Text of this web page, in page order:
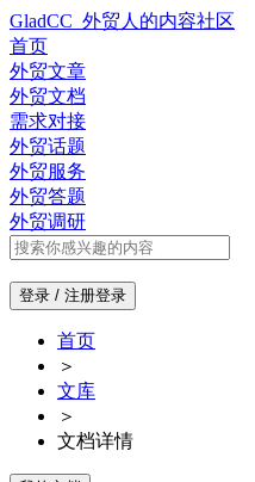
GladCC_外贸人的内容社区
首页
外贸文章
外贸文档
需求对接
外贸话题
外贸服务
外贸答题
外贸调研
登录 / 注册登录
首页
＞
文库
＞
文档详情